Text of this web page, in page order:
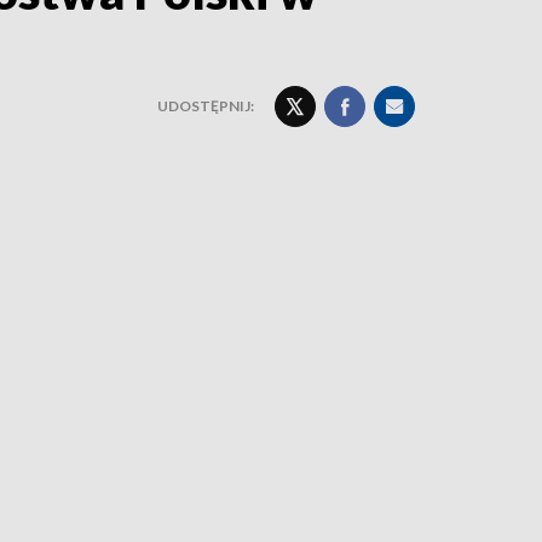
UDOSTĘPNIJ: